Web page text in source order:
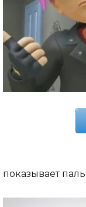
показывает